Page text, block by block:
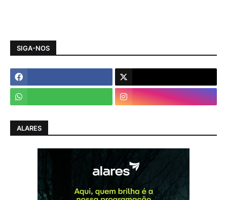
SIGA-NOS
ALARES